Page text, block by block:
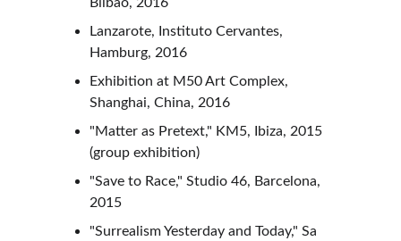
Lanzarote, Instituto Cervantes,
Hamburg, 2016
Exhibition at M50 Art Complex,
Shanghai, China, 2016
"Matter as Pretext," KM5, Ibiza, 2015
(group exhibition)
"Save to Race," Studio 46, Barcelona,
2015
"Surrealism Yesterday and Today," Sa